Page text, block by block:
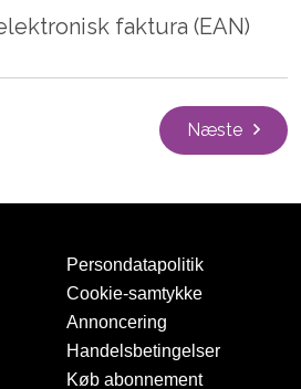
faktura (EAN)
Næste
Persondatapolitik
Cookie-samtykke
Annoncering
Handelsbetingelser
Køb abonnement